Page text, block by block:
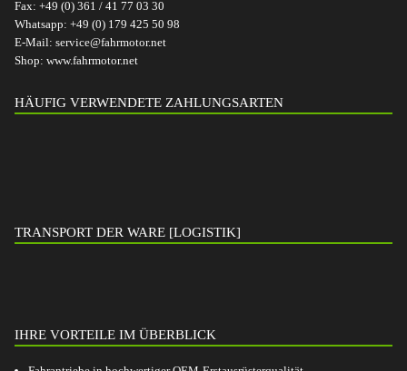
Fax: +49 (0) 361 / 41 77 03 30
Whatsapp: +49 (0) 179 425 50 98
E-Mail: service@fahrmotor.net
Shop: www.fahrmotor.net
HÄUFIG VERWENDETE ZAHLUNGSARTEN
TRANSPORT DER WARE [LOGISTIK]
IHRE VORTEILE IM ÜBERBLICK